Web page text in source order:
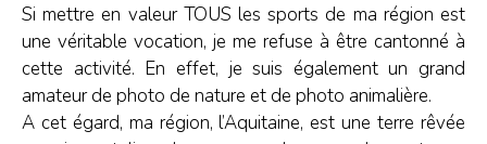
Si mettre en valeur TOUS les sports de ma région est
une véritable vocation, je me refuse à être cantonné à
cette activité. En effet, je suis également un grand
amateur de photo de nature et de photo animalière.
A cet égard, ma région, l’Aquitaine, est une terre rêvée